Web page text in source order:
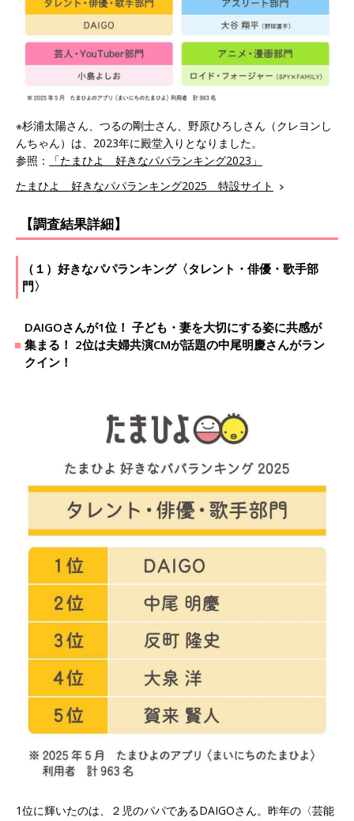
※杉浦太陽さん、つるの剛士さん、野原ひろしさん（クレヨンし
んちゃん）は、2023年に殿堂入りとなりました。
参照：
「たまひよ 好きなパパランキング2023」
たまひよ 好きなパパランキング2025 特設サイト
【調査結果詳細】
（１）好きなパパランキング〈タレント・俳優・歌手部
門〉
DAIGOさんが1位！ 子ども・妻を大切にする姿に共感が
集まる！ 2位は夫婦共演CMが話題の中尾明慶さんがラン
クイン！
1位に輝いたのは、２児のパパであるDAIGOさん。昨年の〈芸能